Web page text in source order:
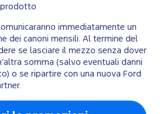
immediatamente un
dei canoni mensili. Al termine del
se lasciare il mezzo senza dover
somma (salvo eventuali danni
o se ripartire con una nuova Ford